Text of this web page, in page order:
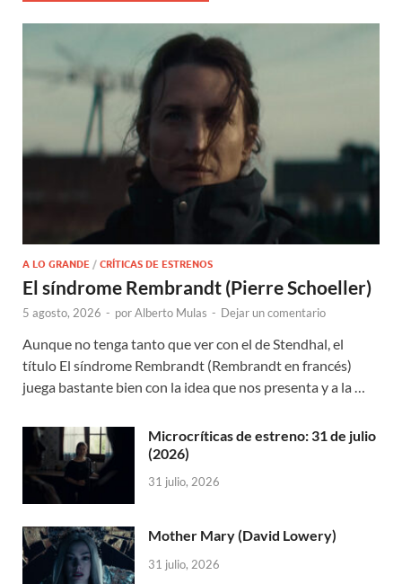
A LO GRANDE / CRÍTICAS DE ESTRENOS
El síndrome Rembrandt (Pierre Schoeller)
5 agosto, 2026 - porAlberto Mulas - Dejar un comentario
Aunque no tenga tanto que ver con el de Stendhal, el
título El síndrome Rembrandt (Rembrandt en francés)
juega bastante bien con la idea que nos presenta y a la …
Microcríticas de estreno: 31 de julio
(2026)
31 julio, 2026
Mother Mary (David Lowery)
31 julio, 2026